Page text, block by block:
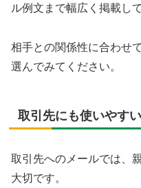
ル例文まで幅広く掲載し
相手との関係性に合わせ
選んでみてください。
取引先にも使いやす
取引先へのメールでは、
大切です。